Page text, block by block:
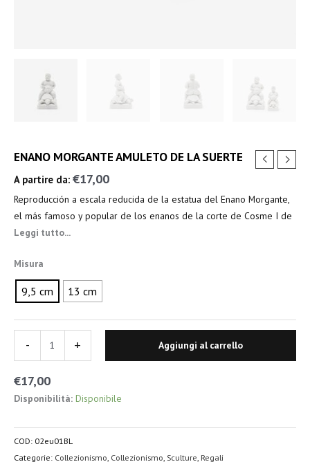
ENANO MORGANTE AMULETO DE LA SUERTE
A partire da: €17,00
Reproducción a escala reducida de la estatua del Enano Morgante,
el más famoso y popular de los enanos de la corte de Cosme I de
Médici.
Toscana y acabado artesanalmente.
La estatua original se encuentra en el Jardín de Bóboli.
Leggi tutto...
Misura
9,5 cm 13 cm
€17,00
Disponibilità: Disponibile
- + Aggiungi al carrello
COD: 02eu01BL
Categorie: Collezionismo, Collezionismo,Sculture, Regali